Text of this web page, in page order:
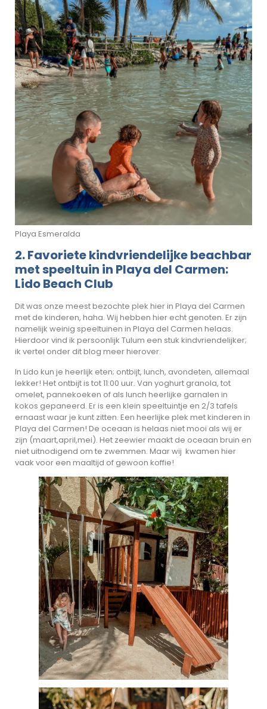
Playa Esmeralda
2. Favoriete kindvriendelijke beachbar
met speeltuin in Playa del Carmen:
Lido Beach Club
Dit was onze meest bezochte plek hier in Playa del Carmen
met de kinderen, haha. Wij hebben hier echt genoten. Er zijn
namelijk weinig speeltuinen in Playa del Carmen helaas.
Hierdoor vind ik persoonlijk Tulum een stuk kindvriendelijker;
ik vertel onder dit blog meer hierover.
In Lido kun je heerlijk eten; ontbijt, lunch, avondeten, allemaal
lekker! Het ontbijt is tot 11:00 uur. Van yoghurt granola, tot
omelet, pannekoeken of als lunch heerlijke garnalen in
kokos gepaneerd. Er is een klein speeltuintje en 2/3 tafels
ernaast waar je kunt zitten. Een heerlijke plek met kinderen in
Playa del Carmen! De oceaan is helaas niet mooi als wij er
zijn (maart,april,mei). Het zeewier maakt de oceaan bruin en
niet uitnodigend om te zwemmen. Maar wij kwamen hier
vaak voor een maaltijd of gewoon koffie!